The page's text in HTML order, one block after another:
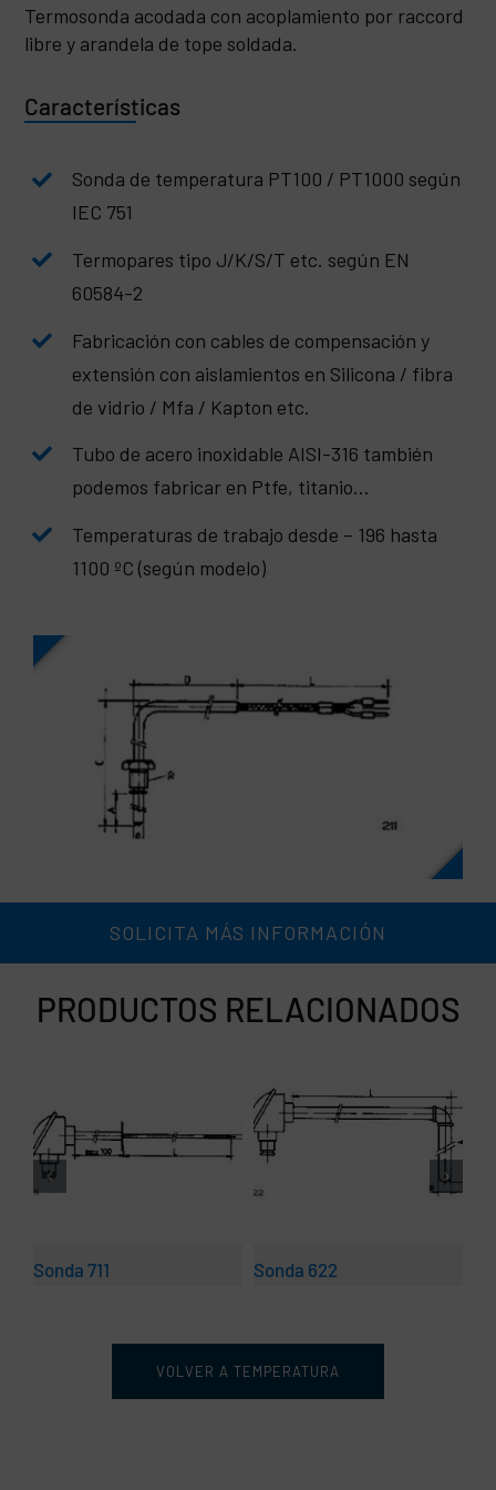
Termosonda acodada con acoplamiento por raccord
libre y arandela de tope soldada.
Características
Sonda de temperatura PT100 / PT1000 según
IEC 751
Termopares tipo J/K/S/T etc. según EN
60584-2
Fabricación con cables de compensación y
extensión con aislamientos en Silicona / fibra
de vidrio / Mfa / Kapton etc.
Tubo de acero inoxidable AISI-316 también
podemos fabricar en Ptfe, titanio…
Temperaturas de trabajo desde – 196 hasta
1100 ºC (según modelo)
SOLICITA MÁS INFORMACIÓN
PRODUCTOS RELACIONADOS
Sonda 711 Sonda 622
VOLVER A TEMPERATURA